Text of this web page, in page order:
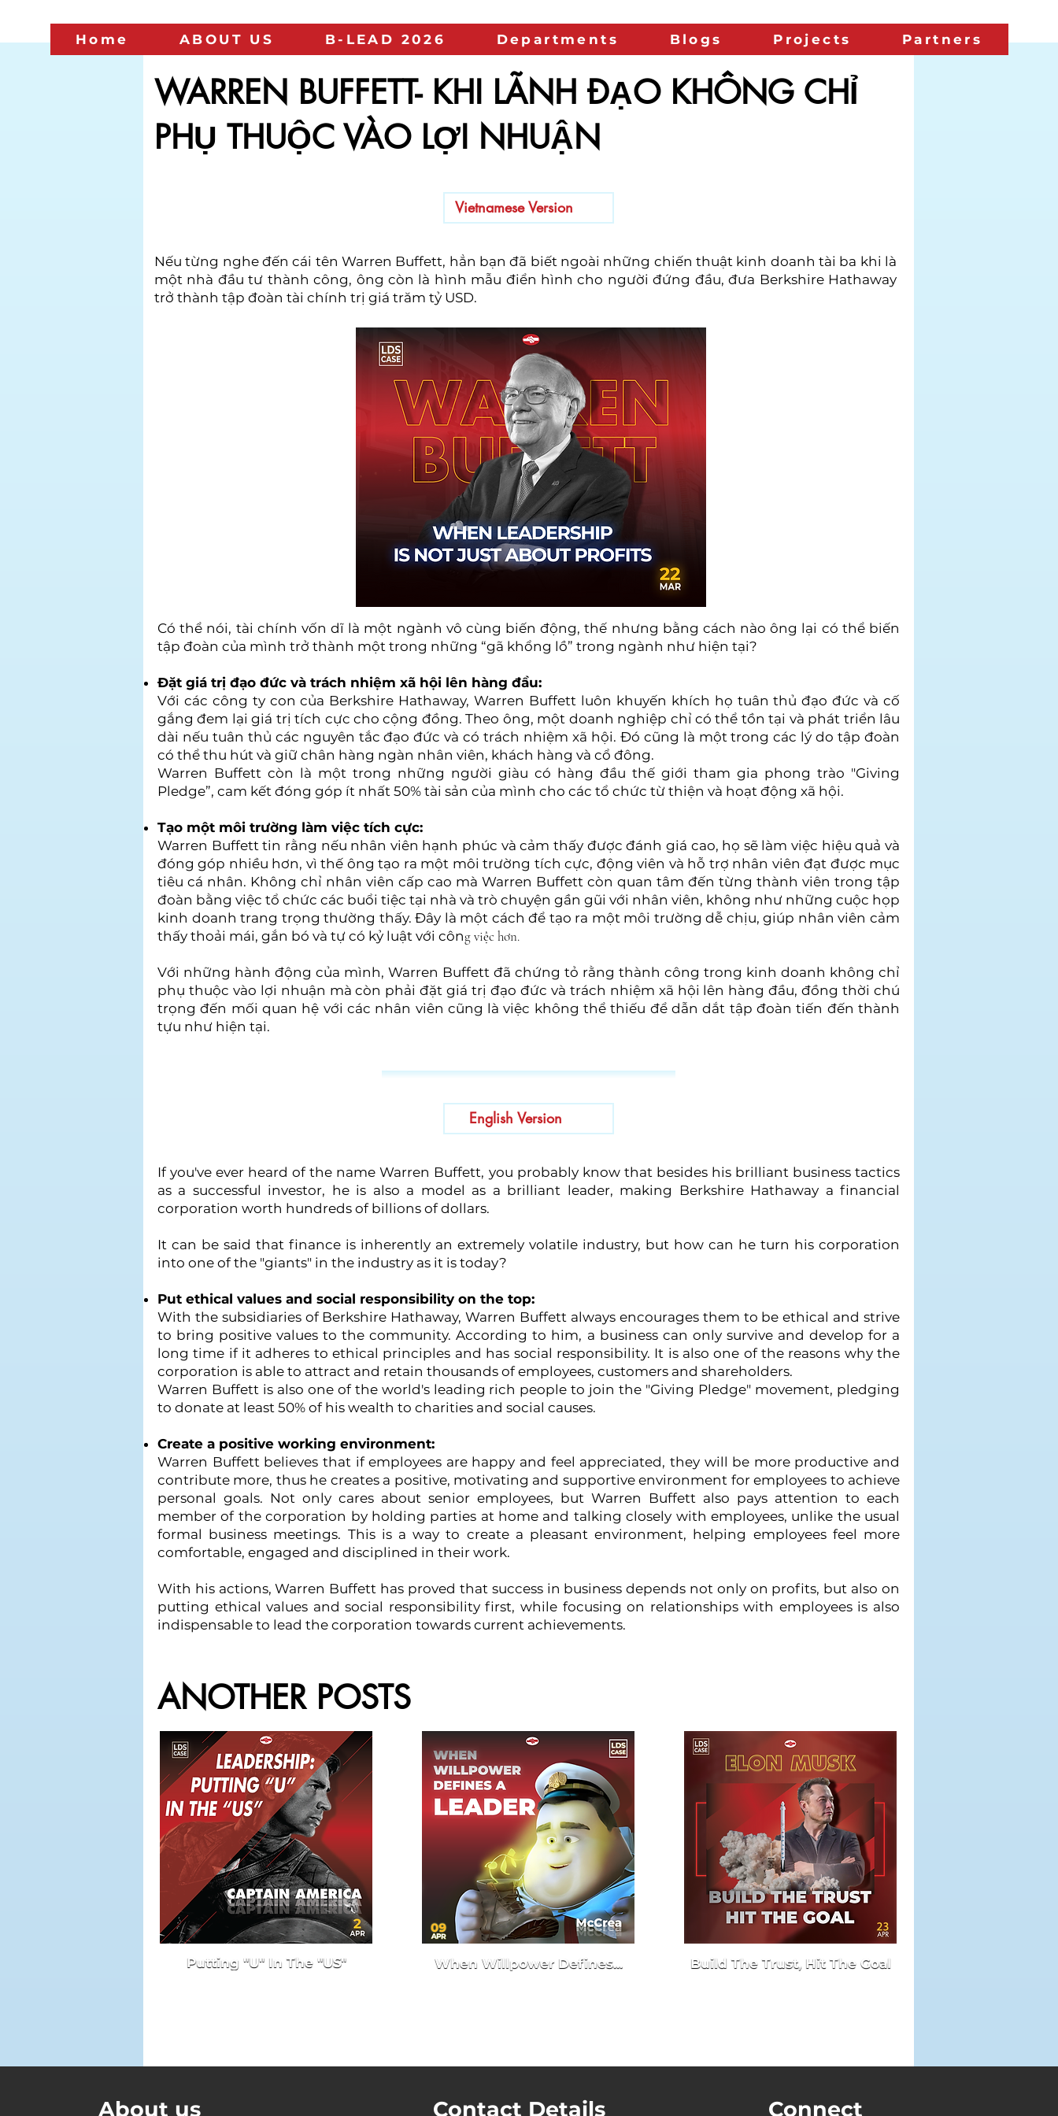
Home ABOUT US B-LEAD 2026 Departments Blogs Projects Partners
WARREN BUFFETT- KHI LÃNH ĐẠO KHÔNG CHỈ
PHỤ THUỘC VÀO LỢI NHUẬN
Vietnamese Version
Nếu từng nghe đến cái tên Warren Buffett, hẳn bạn đã biết ngoài những chiến thuật kinh doanh tài ba khi là
một nhà đầu tư thành công, ông còn là hình mẫu điển hình cho người đứng đầu, đưa Berkshire Hathaway
trở thành tập đoàn tài chính trị giá trăm tỷ USD.
Có thể nói, tài chính vốn dĩ là một ngành vô cùng biến động, thế nhưng bằng cách nào ông lại có thể biến
tập đoàn của mình trở thành một trong những “gã khổng lồ” trong ngành như hiện tại?
Đặt giá trị đạo đức và trách nhiệm xã hội lên hàng đầu:
Với các công ty con của Berkshire Hathaway, Warren Buffett luôn khuyến khích họ tuân thủ đạo đức và cố
gắng đem lại giá trị tích cực cho cộng đồng. Theo ông, một doanh nghiệp chỉ có thể tồn tại và phát triển lâu
dài nếu tuân thủ các nguyên tắc đạo đức và có trách nhiệm xã hội. Đó cũng là một trong các lý do tập đoàn
có thể thu hút và giữ chân hàng ngàn nhân viên, khách hàng và cổ đông.
Warren Buffett còn là một trong những người giàu có hàng đầu thế giới tham gia phong trào "Giving
Pledge”, cam kết đóng góp ít nhất 50% tài sản của mình cho các tổ chức từ thiện và hoạt động xã hội.
Tạo một môi trường làm việc tích cực:
Warren Buffett tin rằng nếu nhân viên hạnh phúc và cảm thấy được đánh giá cao, họ sẽ làm việc hiệu quả và
đóng góp nhiều hơn, vì thế ông tạo ra một môi trường tích cực, động viên và hỗ trợ nhân viên đạt được mục
tiêu cá nhân. Không chỉ nhân viên cấp cao mà Warren Buffett còn quan tâm đến từng thành viên trong tập
đoàn bằng việc tổ chức các buổi tiệc tại nhà và trò chuyện gần gũi với nhân viên, không như những cuộc họp
kinh doanh trang trọng thường thấy. Đây là một cách để tạo ra một môi trường dễ chịu, giúp nhân viên cảm
thấy thoải mái, gắn bó và tự có kỷ luật với công việc hơn.
Với những hành động của mình, Warren Buffett đã chứng tỏ rằng thành công trong kinh doanh không chỉ
phụ thuộc vào lợi nhuận mà còn phải đặt giá trị đạo đức và trách nhiệm xã hội lên hàng đầu, đồng thời chú
trọng đến mối quan hệ với các nhân viên cũng là việc không thể thiếu để dẫn dắt tập đoàn tiến đến thành
tựu như hiện tại.
English Version
If you've ever heard of the name Warren Buffett, you probably know that besides his brilliant business tactics
as a successful investor, he is also a model as a brilliant leader, making Berkshire Hathaway a financial
corporation worth hundreds of billions of dollars.
It can be said that finance is inherently an extremely volatile industry, but how can he turn his corporation
into one of the "giants" in the industry as it is today?
Put ethical values and social responsibility on the top:
With the subsidiaries of Berkshire Hathaway, Warren Buffett always encourages them to be ethical and strive
to bring positive values to the community. According to him, a business can only survive and develop for a
long time if it adheres to ethical principles and has social responsibility. It is also one of the reasons why the
corporation is able to attract and retain thousands of employees, customers and shareholders.
Warren Buffett is also one of the world's leading rich people to join the "Giving Pledge" movement, pledging
to donate at least 50% of his wealth to charities and social causes.
Create a positive working environment:
Warren Buffett believes that if employees are happy and feel appreciated, they will be more productive and
contribute more, thus he creates a positive, motivating and supportive environment for employees to achieve
personal goals. Not only cares about senior employees, but Warren Buffett also pays attention to each
member of the corporation by holding parties at home and talking closely with employees, unlike the usual
formal business meetings. This is a way to create a pleasant environment, helping employees feel more
comfortable, engaged and disciplined in their work.
With his actions, Warren Buffett has proved that success in business depends not only on profits, but also on
putting ethical values and social responsibility first, while focusing on relationships with employees is also
indispensable to lead the corporation towards current achievements.
ANOTHER POSTS
Putting "U" In The "US" When Willpower Defines... Build The Trust, Hit The Goal
About us Contact Details Connect